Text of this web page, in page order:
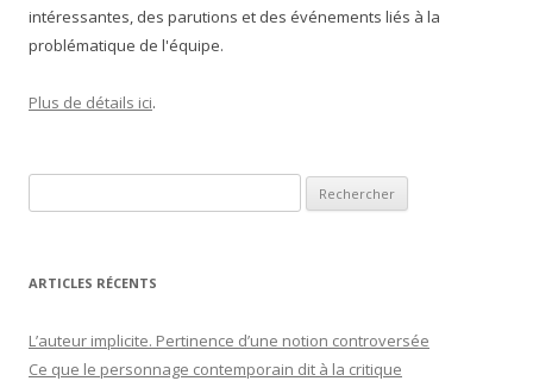
intéressantes, des parutions et des événements liés à la
problématique de l'équipe.
Plus de détails ici.
ARTICLES RÉCENTS
L’auteur implicite. Pertinence d’une notion controversée
Ce que le personnage contemporain dit à la critique